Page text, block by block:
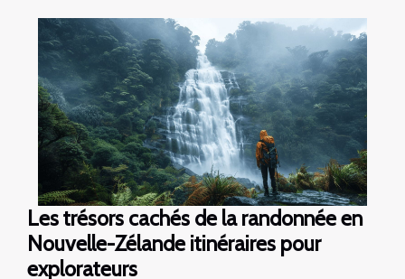
Les trésors cachés de la randonnée en
Nouvelle-Zélande itinéraires pour
explorateurs